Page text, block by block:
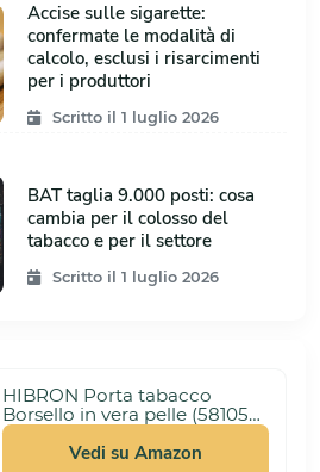
Accise sulle sigarette:
confermate le modalità di
calcolo, esclusi i risarcimenti
per i produttori
Scritto il 1 luglio 2026
BAT taglia 9.000 posti: cosa
cambia per il colosso del
tabacco e per il settore
Scritto il 1 luglio 2026
HIBRON Porta tabacco
Borsello in vera pelle (58105
Marrone)
Vedi su Amazon